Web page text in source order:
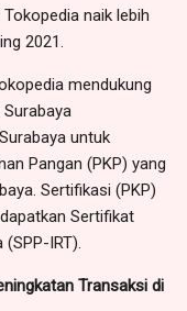
naik lebih
2021.
mendukung
untuk
Pangan (PKP) yang
Sertifikasi (PKP)
Sertifikat
IRT).
Transaksi di